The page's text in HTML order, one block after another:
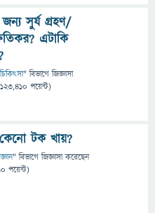
সুর্য গ্রহণ/
এটাকি
" বিভাগে জিজ্ঞাসা
123,410 পয়েন্ট)
কেনো টক খায়?
" বিভাগে জিজ্ঞাসাকরেছেন
পয়েন্ট)